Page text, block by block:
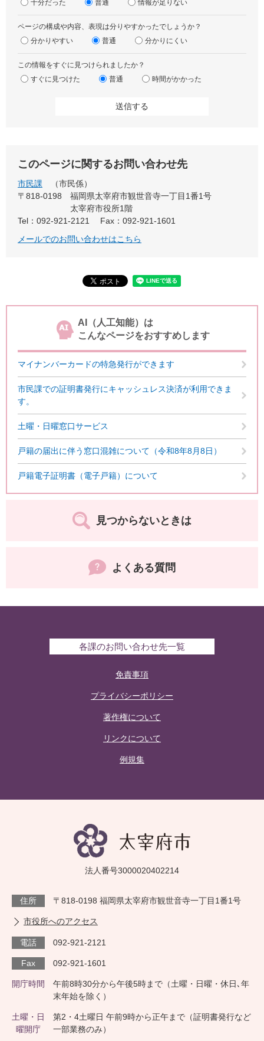
十分だった
普通 情報が足りない
ページの構成や内容、表現は分りやすかったでしょうか？
分かりやすい
普通 分かりにくい
この情報をすぐに見つけられましたか？
すぐに見つけた
普通 時間がかかった
このページに関するお問い合わせ先
市民課
市民係
〒818-0198
福岡県太宰府市観世音寺一丁目1番1号
太宰府市役所1階
Tel：092-921-2121
Fax：092-921-1601
メールでのお問い合わせはこちら
AI（人工知能）は
こんなページをおすすめします
マイナンバーカードの特急発行ができます
市民課での証明書発行にキャッシュレス決済が利用できま
す。
土曜・日曜窓口サービス
戸籍の届出に伴う窓口混雑について（令和8年8月8日）
戸籍電子証明書（電子戸籍）について
見つからないときは
よくある質問
各課のお問い合わせ先一覧
免責事項
プライバシーポリシー
著作権について
リンクについて
例規集
法人番号3000020402214
住所 〒818-0198 福岡県太宰府市観世音寺一丁目1番1号
市役所へのアクセス
電話 092-921-2121
Fax 092-921-1601
開庁時間
午前8時30分から午後5時まで（土曜・日曜・休日､年
末年始を除く）
土曜・日
曜開庁
第2・4土曜日 午前9時から正午まで（証明書発行など
一部業務のみ）